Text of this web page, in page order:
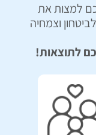
למצות את
וצמחיה
לתוצאות!